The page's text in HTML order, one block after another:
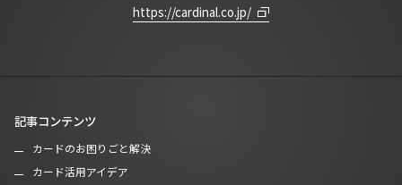
https://cardinal.co.jp/
記事コンテンツ
カードのお困りごと解決
カード活用アイデア